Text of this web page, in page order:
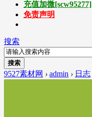
充值加微[scw95277]
免责声明
搜索
搜索
9527素材网 › admin › 日志